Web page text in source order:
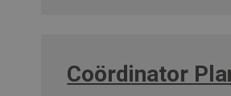
Coördinator